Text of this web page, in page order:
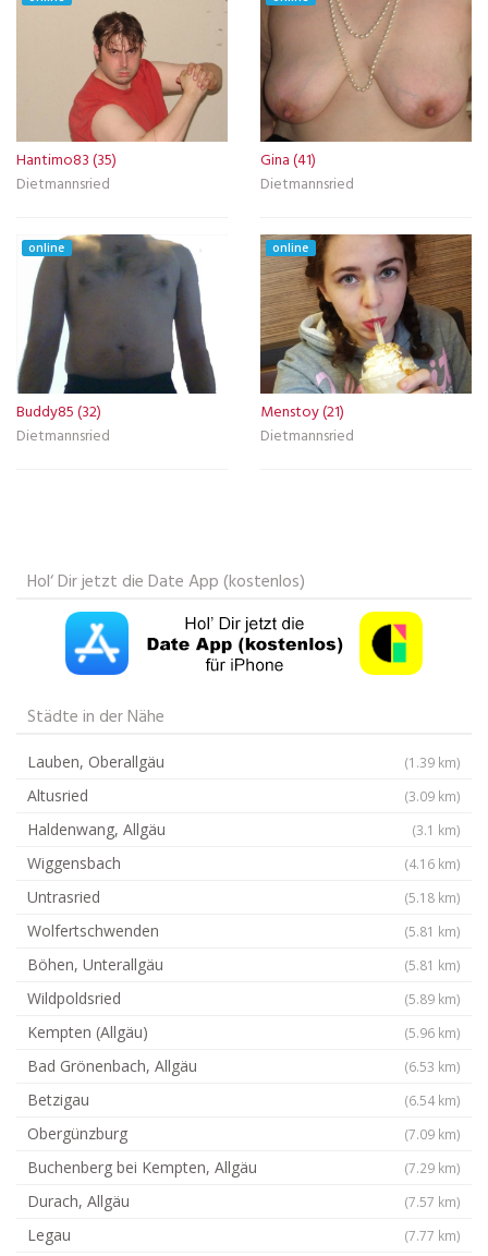
Hantimo83 (35)
Dietmannsried
Gina (41)
Dietmannsried
online
Buddy85 (32)
Dietmannsried
online
Menstoy (21)
Dietmannsried
Hol‘ Dir jetzt die Date App (kostenlos)
Städte in der Nähe
Lauben, Oberallgäu (1.39 km)
Altusried (3.09 km)
Haldenwang, Allgäu (3.1 km)
Wiggensbach (4.16 km)
Untrasried (5.18 km)
Wolfertschwenden (5.81 km)
Böhen, Unterallgäu (5.81 km)
Wildpoldsried (5.89 km)
Kempten (Allgäu) (5.96 km)
Bad Grönenbach, Allgäu (6.53 km)
Betzigau (6.54 km)
Obergünzburg (7.09 km)
Buchenberg bei Kempten, Allgäu (7.29 km)
Durach, Allgäu (7.57 km)
Legau (7.77 km)